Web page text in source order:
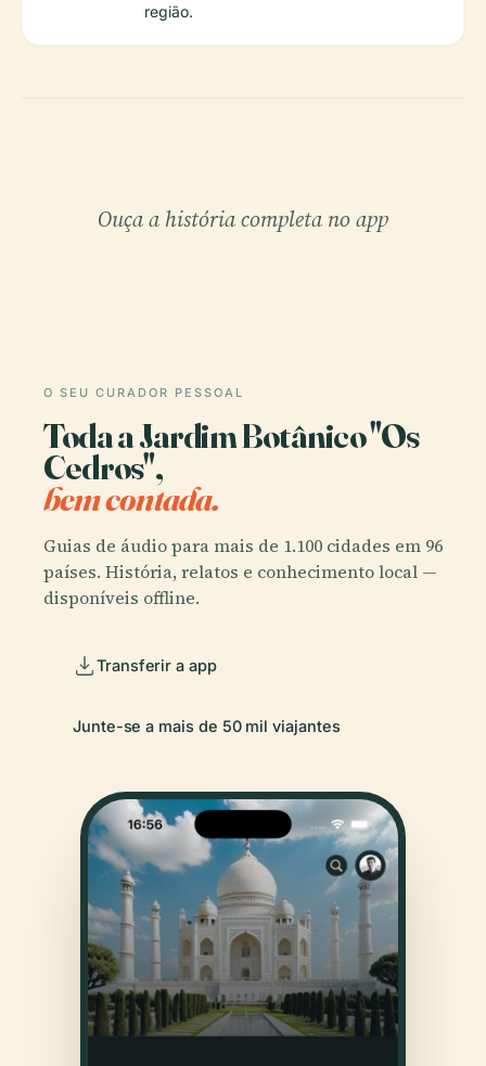
região.
Ouça a história completa no app
O SEU CURADOR PESSOAL
Toda a Jardim Botânico "Os
Cedros",
bem contada.
Guias de áudio para mais de 1.100 cidades em 96
países. História, relatos e conhecimento local —
disponíveis offline.
Transferir a app
Junte-se a mais de 50 mil viajantes